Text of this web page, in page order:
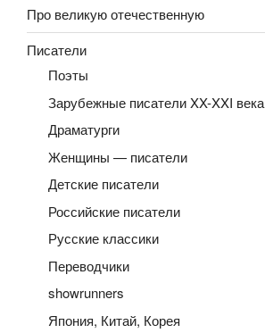
Про великую отечественную
Писатели
Поэты
Зарубежные писатели XX-XXI века
Драматурги
Женщины — писатели
Детские писатели
Российские писатели
Русские классики
Переводчики
showrunners
Япония, Китай, Корея